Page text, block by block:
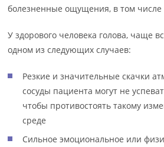
болезненные ощущения, в том числе
У здорового человека голова, чаще
одном из следующих случаев:
Резкие и значительные скачки
сосуды пациента могут не
чтобы противостоять такому
среде
Сильное эмоциональное или